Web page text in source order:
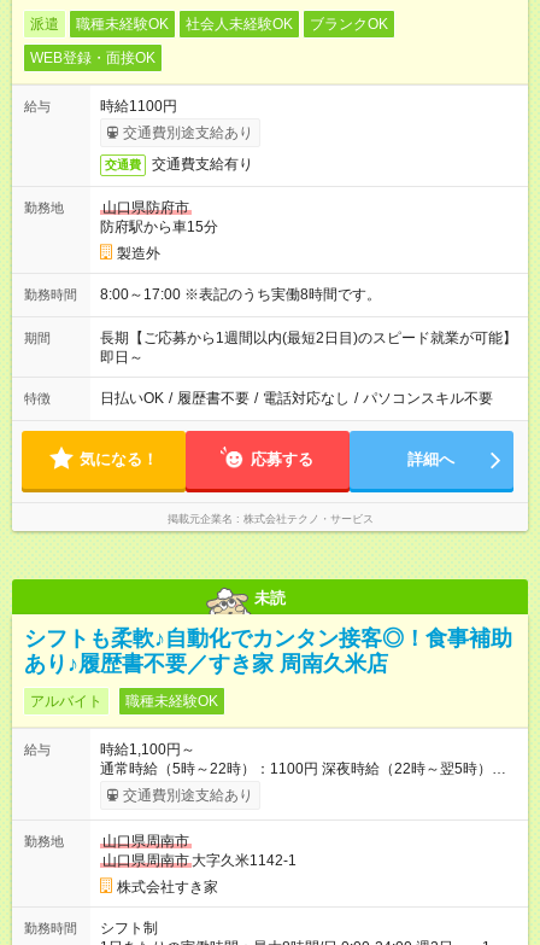
派遣 職種未経験OK 社会人未経験OK
ブランクOK
WEB登録・面接OK
給与
時給1100円
交通費別途支給あり
交通費 交通費支給有り
勤務地
山口県防府市
防府駅から車15分
製造外
勤務時間 8:00～17:00 ※表記のうち実働8時間です。
期間
長期【ご応募から1週間以内(最短2日目)のスピード就業が可能】
即日～
特徴 日払いOK / 履歴書不要 / 電話対応なし / パソコンスキル不要
気になる！ 応募する 詳細へ
掲載元企業名 株式会社テクノ・サービス
未読
シフトも柔軟♪自動化でカンタン接客◎！食事補助
あり♪履歴書不要／すき家 周南久米店
アルバイト 職種未経験OK
給与
時給1,100円～
通常時給（5時～22時）：1100円 深夜時給（22時～翌5時）：
1375円 高校生時給：1100円 【特別手当】早朝手当（5：00-9：
00）時給+150円 【試用期間】試用期間あり 試用期間の長さ：1
30日（※条件変更なし）ですが、切り上げで一ヶ月とさせてい
ただきます。 研修制度あり：15時間(研修中も同時給）
交通費別途支給あり
勤務地
山口県周南市
山口県周南市 大字久米1142-1
株式会社すき家
勤務時間
シフト制